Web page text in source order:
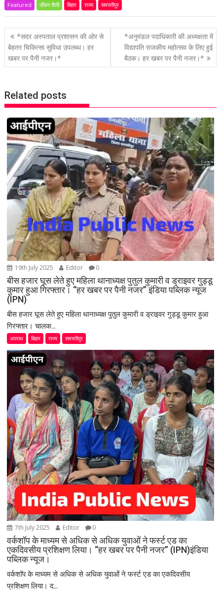
Featured जीवन शैली बिहार राज्य समस्तीपुर
P
o
s
n
a
g
a
t
i
o
n
*सदर अस्पताल प्रशासन की ओर से
बेहतर चिकित्सा सुविधा उपलब्ध। हर
खबर पर पैनी नजर।*
*अनुमंडल पदाधिकारी की अध्यक्षता में
विद्यापति राजकीय महोत्सव के लिए हुई
बैठक। हर खबर पर पैनी नजर।*
Related posts
19th July 2025 Editor 0
बीस हजार घूस लेते हुए महिला थानाध्यक्ष पुतुल कुमारी व ड्राइवर गुड्डू
कुमार हुआ गिरफ्तार। “हर खबर पर पैनी नजर” इंडिया पब्लिक न्यूज
(IPN)
बीस हजार घूस लेते हुए महिला थानाध्यक्ष पुतुल कुमारी व ड्राइवर गुड्डू कुमार हुआ
गिरफ्तार। चालक...
अपराध बिहार राज्य समस्तीपुर
7th July 2025 Editor 0
वर्कशॉप के माध्यम से अधिक से अधिक युवाओं ने फर्स्ट एड का
एकदिवसीय प्रशिक्षण लिया। “हर खबर पर पैनी नजर” (IPN)इंडिया
पब्लिक न्यूज।
वर्कशॉप के माध्यम से अधिक से अधिक युवाओं ने फर्स्ट एड का एकदिवसीय
प्रशिक्षण लिया। द...